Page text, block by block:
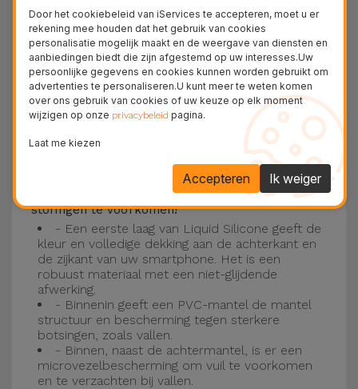
15, 14, 13, 12 onder meer en het nieuwste model
van de Apple, deiPhone 16eniPhone 17.
Drie-laagse bescherming met de
siliconen kappen
Onze iPhone siliconen hoesjes hebben een
robuuste, kwalitatieve constructie met een
drielaagse constructie om ongelukken en
storingen te voorkomen!
- Een eerste laag van Liquid Silicone geeft de
kleur en volledige dekking aan de achterkant en
de zijkant van uw smartphone. Het is een
robuust materiaal met een niet-glijdende
afwerking.
- Binnenin geeft een PVC-mantel de mantel
structuur en bescherming tegen sterkere
botsingen, zoals vallen.
- Binnen, naast de achtermantel, is er een
microvezelbescherming om vuil te voorkomen
en te verzachten bij vallen.
Door het cookiebeleid van iServices te accepteren, moet u er
rekening mee houden dat het gebruik van cookies
personalisatie mogelijk maakt en de weergave van diensten en
aanbiedingen biedt die zijn afgestemd op uw interesses.Uw
persoonlijke gegevens en cookies kunnen worden gebruikt om
advertenties te personaliseren.U kunt meer te weten komen
over ons gebruik van cookies of uw keuze op elk moment
wijzigen op onze privacybeleid pagina.
Laat me kiezen
Ik weiger
Accepteren